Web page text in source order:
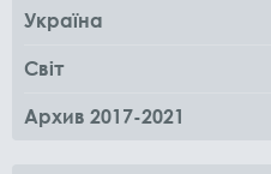
Україна
Світ
Архив 2017-2021